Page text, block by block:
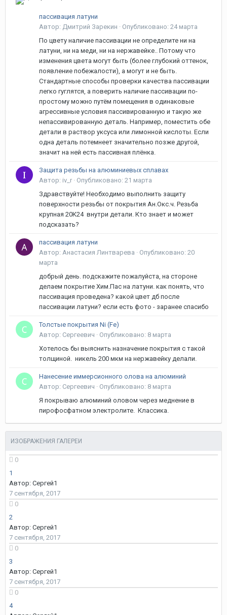
пассивация латуни
Автор: Дмитрий Зарекин · Опубликовано: 24 марта
По цвету наличие пассивации не определите ни на
латуни, ни на меди, ни на нержавейке.. Потому что
изменения цвета могут быть (более глубокий оттенок,
появление побежалости), а могут и не быть.
Стандартные способы проверки качества пассивации
легко гуглятся, а поверить наличие пассивации по-
простому можно путём помещения в одинаковые
агрессивные условия пассивированную и такую же
непассивированную деталь. Например, поместить обе
детали в раствор уксуса или лимонной кислоты. Если
одна деталь потемнеет значительно позже другой,
значит на ней есть пассивная плёнка.
Защита резьбы на алюминиевых сплавах
Автор: iv_r · Опубликовано: 21 марта
Здравствуйте! Необходимо выполнить защиту
поверхности резьбы от покрытия Ан.Окс.ч. Резьба
крупная 20К24 внутри детали. Кто знает и может
подсказать?
пассивация латуни
Автор: Анастасия Линтварева · Опубликовано: 20
марта
добрый день. подскажите пожалуйста, на стороне
делаем покрытие Хим.Пас на латуни. как понять, что
пассивация проведена? какой цвет дб после
пассивации латуни? если есть фото - заранее спасибо
Толстые покрытия Ni (Fe)
Автор: Сергеевич · Опубликовано: 8 марта
Хотелось бы выяснить назначение покрытия с такой
толщиной. никель 200 мкм на нержавейку делали.
Нанесение иммерсионного олова на алюминий
Автор: Сергеевич · Опубликовано: 8 марта
Я покрываю алюминий оловом через меднение в
пирофосфатном электролите. Классика.
ИЗОБРАЖЕНИЯ ГАЛЕРЕИ
0
1
Автор: Сергей1
7 сентября, 2017
0
2
Автор: Сергей1
7 сентября, 2017
0
3
Автор: Сергей1
7 сентября, 2017
0
4